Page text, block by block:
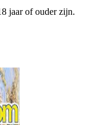
jaar of ouder zijn.